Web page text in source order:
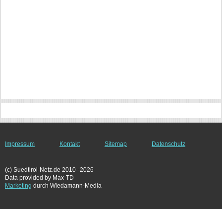
Impressum Kontakt Sitemap Datenschutz
(c) Suedtirol-Netz.de 2010--2026
Data provided by Max-TD
Marketing durch Wiedamann-Media